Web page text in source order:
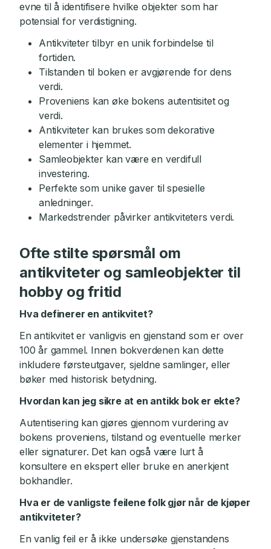
evne til å identifisere hvilke objekter som har
potensial for verdistigning.
Antikviteter tilbyr en unik forbindelse til
fortiden.
Tilstanden til boken er avgjørende for dens
verdi.
Proveniens kan øke bokens autentisitet og
verdi.
Antikviteter kan brukes som dekorative
elementer i hjemmet.
Samleobjekter kan være en verdifull
investering.
Perfekte som unike gaver til spesielle
anledninger.
Markedstrender påvirker antikviteters verdi.
Ofte stilte spørsmål om
antikviteter og samleobjekter til
hobby og fritid
Hva definerer en antikvitet?
En antikvitet er vanligvis en gjenstand som er over
100 år gammel. Innen bokverdenen kan dette
inkludere førsteutgaver, sjeldne samlinger, eller
bøker med historisk betydning.
Hvordan kan jeg sikre at en antikk bok er ekte?
Autentisering kan gjøres gjennom vurdering av
bokens proveniens, tilstand og eventuelle merker
eller signaturer. Det kan også være lurt å
konsultere en ekspert eller bruke en anerkjent
bokhandler.
Hva er de vanligste feilene folk gjør når de kjøper
antikviteter?
En vanlig feil er å ikke undersøke gjenstandens